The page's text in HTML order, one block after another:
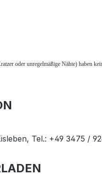
oder unregelmäßige Nähte) haben
Tel.: +49 3475 /